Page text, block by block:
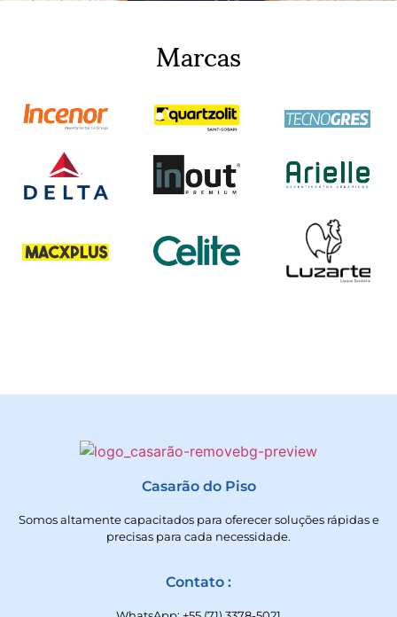
Marcas
Casarão do Piso
Somos altamente capacitados para oferecer soluções rápidas e
precisas para cada necessidade.
Contato :